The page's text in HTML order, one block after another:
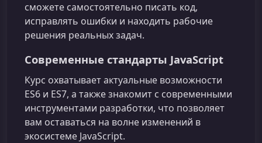
сможете самостоятельно писать код,
исправлять ошибки и находить рабочие
решения реальных задач.
Современные стандарты JavaScript
Курс охватывает актуальные возможности
ES6 и ES7, а также знакомит с современными
инструментами разработки, что позволяет
вам оставаться на волне изменений в
экосистеме JavaScript.